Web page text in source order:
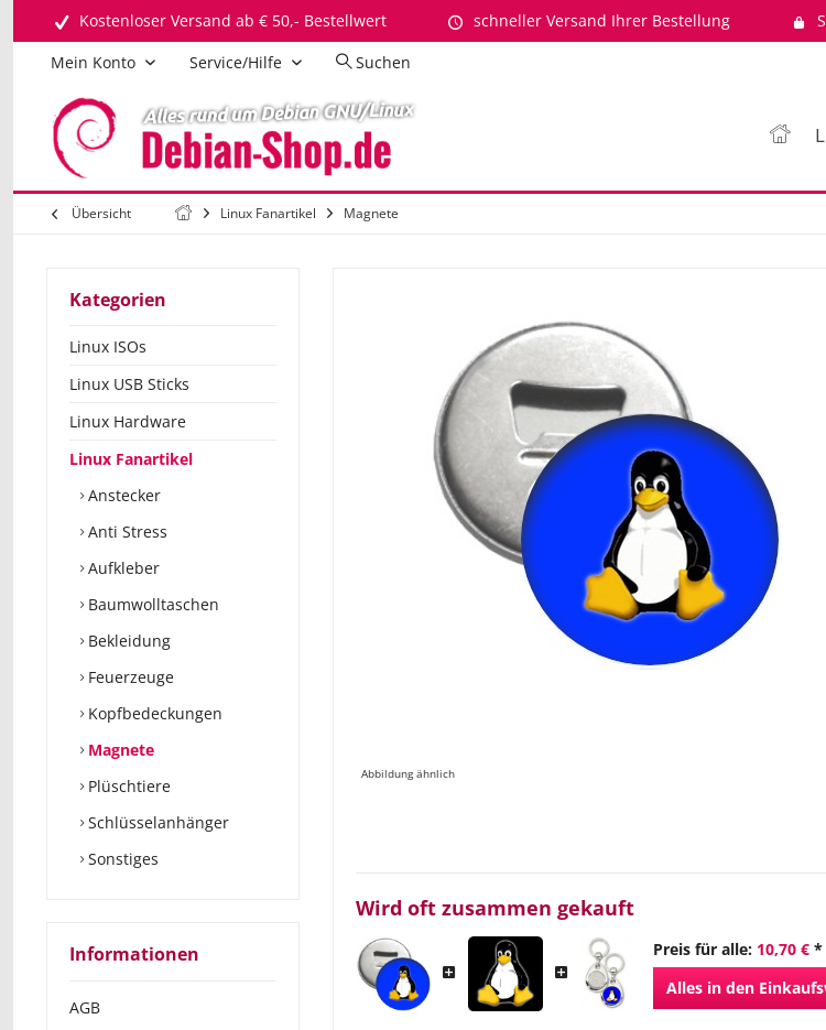
Kostenloser Versand ab € 50,- Bestellwert schneller Versand Ihrer Bestellung
Mein Konto Service/Hilfe Suchen
Übersicht Linux Fanartikel Magnete
Kategorien
Linux ISOs
Linux USB Sticks
Linux Hardware
Linux Fanartikel
Anstecker
Anti Stress
Aufkleber
Baumwolltaschen
Bekleidung
Feuerzeuge
Kopfbedeckungen
Magnete
Plüschtiere
Schlüsselanhänger
Sonstiges
Informationen
AGB
Abbildung ähnlich
Wird oft zusammen gekauft
Preis für alle: 10,70 €*
Alles in den